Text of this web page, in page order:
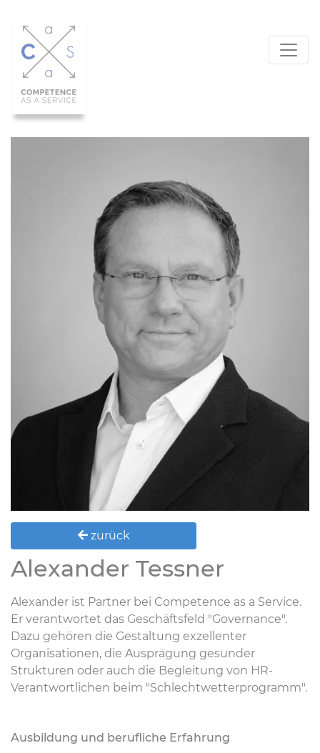
zurück
Alexander Tessner
Alexander ist Partner bei Competence as a Service.
Er verantwortet das Geschäftsfeld "Governance".
Dazu gehören die Gestaltung exzellenter
Organisationen, die Ausprägung gesunder
Strukturen oder auch die Begleitung von HR-
Verantwortlichen beim "Schlechtwetterprogramm".
Ausbildung und berufliche Erfahrung